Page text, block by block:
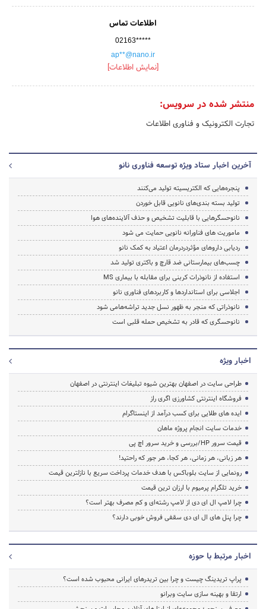
اطلاعات تماس
02163*****
ap**@nano.ir
[نمایش اطلاعات]
منتشر شده در سرویس:
تجارت الکترونیک و فناوری اطلاعات
آخرین اخبار ستاد ویژه توسعه فناوری نانو
پنجره‌هایی که الکتریسیته تولید می‌کنند
تولید بسته‌ بندی‌های نانویی قابل‌ خوردن
نانوحسگرهایی با قابلیت تشخیص و حذف آلاینده‌های هوا
ماموریت های فناورانه نانویی حمایت می شود
ردیابی داروهای مؤثردردرمان اعتیاد به کمک نانو
چسب‌های بیمارستانی ضد قارچ و باکتری تولید شد
استفاده از نانوذرات کربنی برای مقابله با بیماری MS
اجلاسی برای استانداردها و کاربردهای فناوری نانو
نانوذراتی که منجر به ظهور نسل جدید تراشه‌هامی شود
نانوحسگری که قادر به تشخیص حمله قلبی است
اخبار ویژه
طراحی سایت در اصفهان بهترین شیوه تبلیغات اینترنتی در اصفهان
فروشگاه اینترنتی کشاورزی اگری راز
ایده های طلایی برای کسب درآمد از اینستاگرام
خدمات سایت انجام پروژه ماهان
قیمت سرور HP/بررسی و خرید سرور اچ پی
هر زبانی، هر زمانی، هر کجا، هر جور که راحتید!
رونمایی از سایت بلوباکس با هدف خدمات پرداخت سریع با نازلترین قیمت
خرید تلگرام پرمیوم با ارزان ترین قیمت
چرا لامپ ال ای دی از لامپ رشته‌ای و کم مصرف بهتر است؟
چرا پنل های ال ای دی سقفی فروش خوبی دارند؟
اخبار مرتبط با حوزه
پراپ تریدینگ چیست و چرا بین تریدرهای ایرانی محبوب شده است؟
ارتقا و بهینه سازی سایت وبرانو